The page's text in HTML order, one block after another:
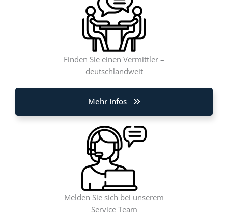
Finden Sie einen Vermittler –
deutschlandweit
Mehr Infos
Melden Sie sich bei unserem
Service Team